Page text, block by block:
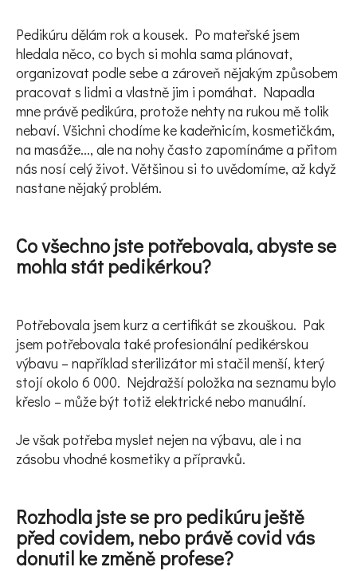
Pedikúru dělám rok a kousek. Po mateřské jsem
hledala něco, co bych si mohla sama plánovat,
organizovat podle sebe a zároveň nějakým způsobem
pracovat s lidmi a vlastně jim i pomáhat. Napadla
mne právě pedikúra, protože nehty na rukou mě tolik
nebaví. Všichni chodíme ke kadeřnicím, kosmetičkám,
na masáže..., ale na nohy často zapomínáme a přitom
nás nosí celý život. Většinou si to uvědomíme, až když
nastane nějaký problém.
Co všechno jste potřebovala, abyste se
mohla stát pedikérkou?
Potřebovala jsem kurz a certifikát se zkouškou. Pak
jsem potřebovala také profesionální pedikérskou
výbavu – například sterilizátor mi stačil menší, který
stojí okolo 6 000. Nejdražší položka na seznamu bylo
křeslo – může být totiž elektrické nebo manuální.
Je však potřeba myslet nejen na výbavu, ale i na
zásobu vhodné kosmetiky a přípravků.
Rozhodla jste se pro pedikúru ještě
před covidem, nebo právě covid vás
donutil ke změně profese?
HLEDAT
D
o
r
u
j
e
m